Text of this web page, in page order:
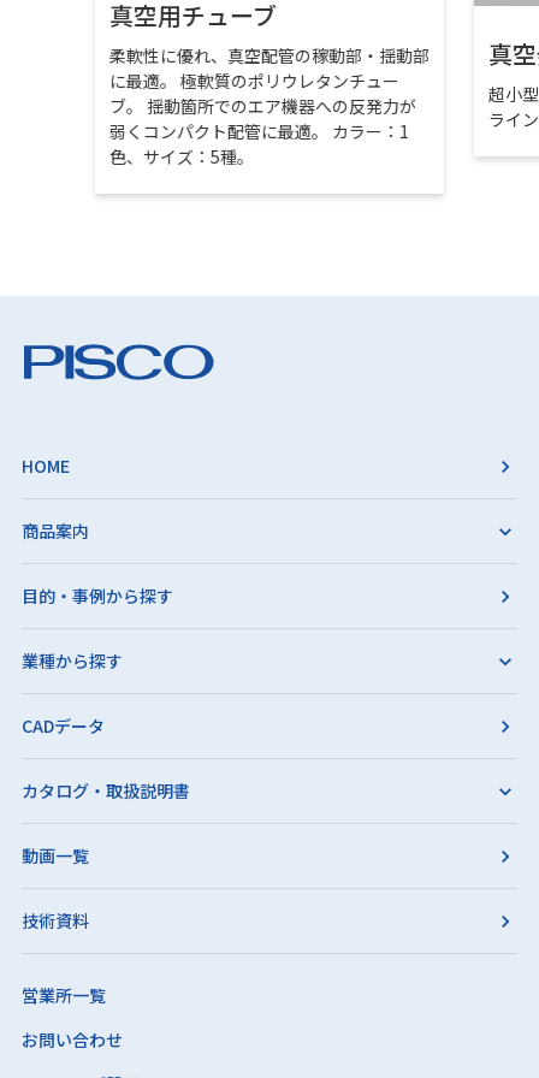
真空用チューブ
柔軟性に優れ、真空配管の稼動部・揺動部
に最適。 極軟質のポリウレタンチュー
ブ。 揺動箇所でのエア機器への反発力が
弱くコンパクト配管に最適。 カラー：1
色、サイズ：5種。
真
超小
ライ
HOME
商品案内
目的・事例から探す
業種から探す
CADデータ
カタログ・取扱説明書
動画一覧
技術資料
営業所一覧
お問い合わせ